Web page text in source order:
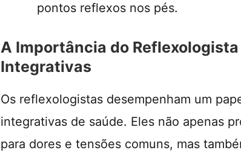
pontos reflexos nos pés.
A Importância do
Integrativas
Os reflexologistas desempenham um
integrativas de saúde. Eles não apenas
para dores e tensões comuns, mas